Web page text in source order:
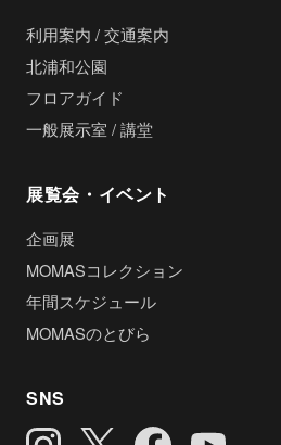
利用案内 / 交通案内
北浦和公園
フロアガイド
一般展示室 / 講堂
展覧会・イベント
企画展
MOMASコレクション
年間スケジュール
MOMASのとびら
SNS